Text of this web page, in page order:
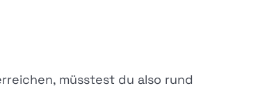
müsstest du also rund